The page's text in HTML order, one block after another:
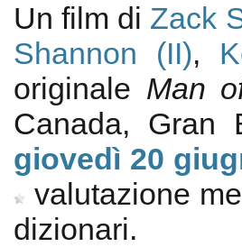
Un film di Zack
Shannon (II),
originale Man
Canada, Gran
giovedì 20
valutazione
dizionari.